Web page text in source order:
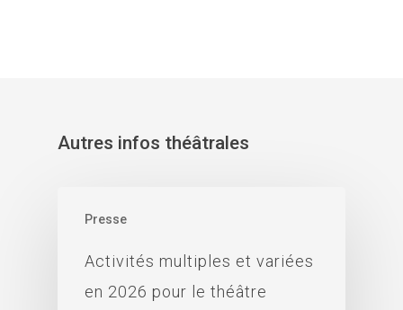
Autres infos théâtrales
Presse
Activités multiples et variées
en 2026 pour le théâtre